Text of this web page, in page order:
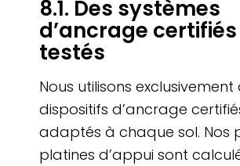
8.1. Des systèmes
d’ancrage
testés
Nous utilisons exclusivement
dispositifs d’ancrage
adaptés à chaque sol. Nos
platines d’appui sont